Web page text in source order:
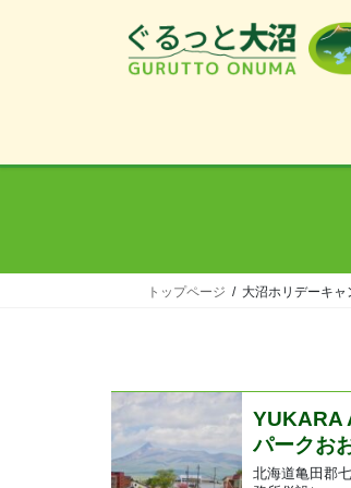
トップページ 大沼ホリデーキャ
YUKARA
パークお
北海道亀田郡